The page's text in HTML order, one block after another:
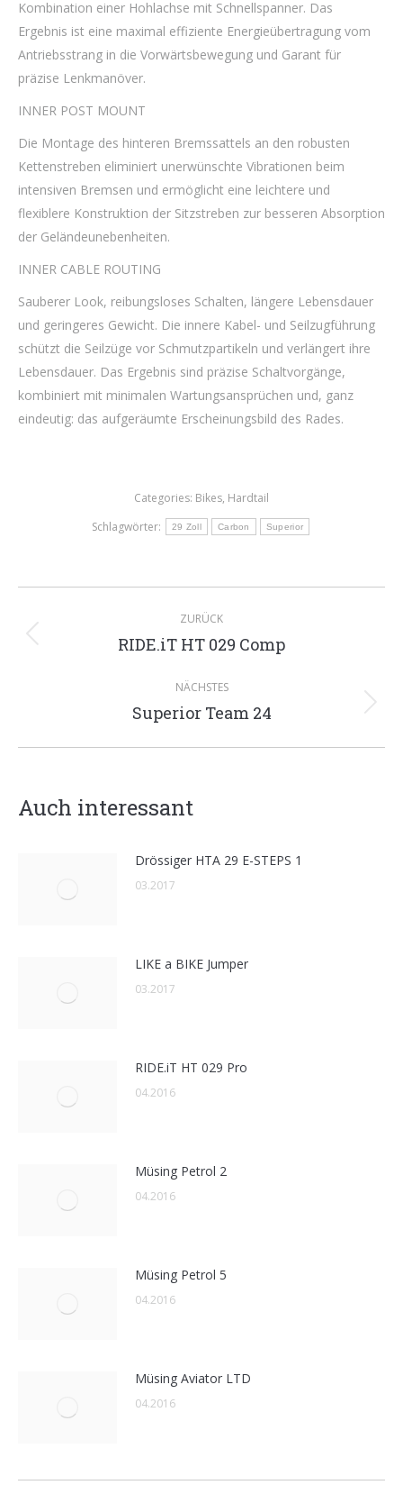
Kombination einer Hohlachse mit Schnellspanner. Das
Ergebnis ist eine maximal effiziente Energieübertragung vom
Antriebsstrang in die Vorwärtsbewegung und Garant für
präzise Lenkmanöver.
INNER POST MOUNT
Die Montage des hinteren Bremssattels an den robusten
Kettenstreben eliminiert unerwünschte Vibrationen beim
intensiven Bremsen und ermöglicht eine leichtere und
flexiblere Konstruktion der Sitzstreben zur besseren Absorption
der Geländeunebenheiten.
INNER CABLE ROUTING
Sauberer Look, reibungsloses Schalten, längere Lebensdauer
und geringeres Gewicht. Die innere Kabel- und Seilzugführung
schützt die Seilzüge vor Schmutzpartikeln und verlängert ihre
Lebensdauer. Das Ergebnis sind präzise Schaltvorgänge,
kombiniert mit minimalen Wartungsansprüchen und, ganz
eindeutig: das aufgeräumte Erscheinungsbild des Rades.
Categories: Bikes, Hardtail
Schlagwörter:
29 Zoll Carbon Superior
Kommentarnavigation
ZURÜCK
Vorheriger
RIDE.iT HT 029 Comp
NÄCHSTES
Nächster
Superior Team 24
Auch interessant
Drössiger HTA 29 E-STEPS 1
03.2017
LIKE a BIKE Jumper
03.2017
RIDE.iT HT 029 Pro
04.2016
Müsing Petrol 2
04.2016
Müsing Petrol 5
04.2016
Müsing Aviator LTD
04.2016